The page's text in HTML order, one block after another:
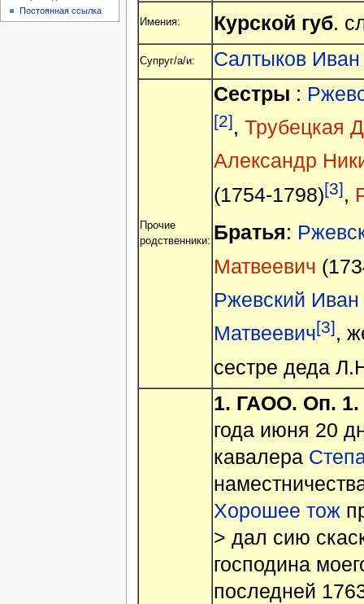
Имения: Курской губ.
Супруг/а/и: Салтыков Иван
Прочие
родственники:
Сестры :
[2], Трубецкая
Александр
(1754-1798)[3],
Братья:
Матвеевич
Ржевский
Матвеевич[3],
сестре деда
1. ГАОО. Оп. 1.
года июня 20
кавалера
Хорошее тож
> дал сию
господина
последней
Постоянная ссылка